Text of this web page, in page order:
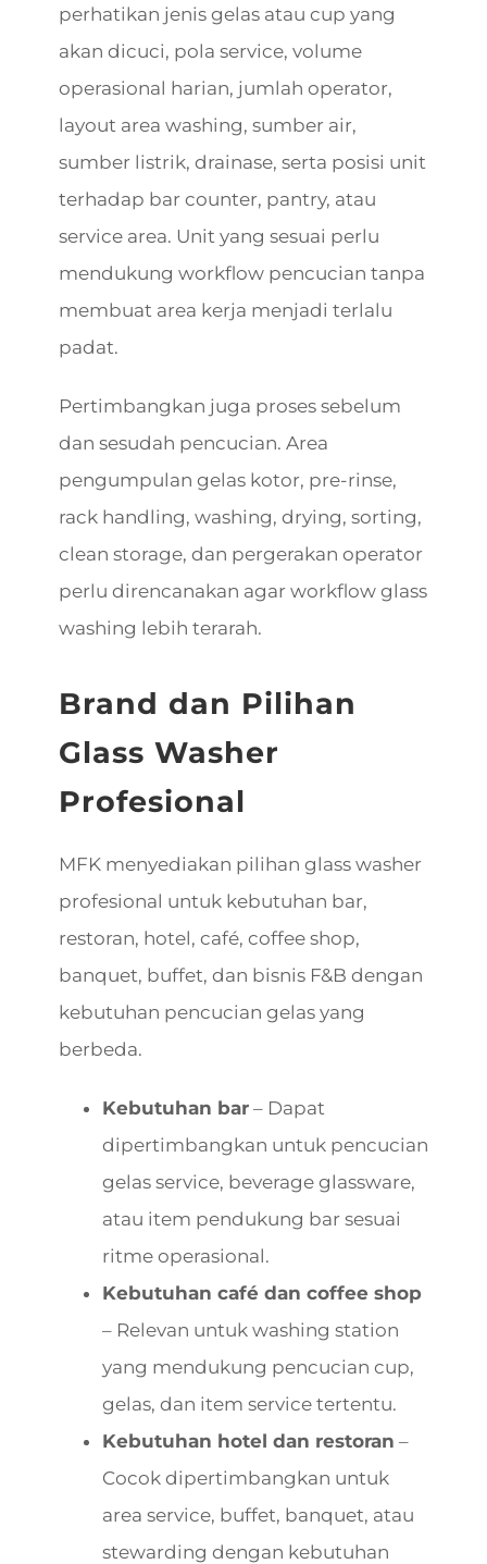
perhatikan jenis gelas atau cup yang
akan dicuci, pola service, volume
operasional harian, jumlah operator,
layout area washing, sumber air,
sumber listrik, drainase, serta posisi unit
terhadap bar counter, pantry, atau
service area. Unit yang sesuai perlu
mendukung workflow pencucian tanpa
membuat area kerja menjadi terlalu
padat.
Pertimbangkan juga proses sebelum
dan sesudah pencucian. Area
pengumpulan gelas kotor, pre-rinse,
rack handling, washing, drying, sorting,
clean storage, dan pergerakan operator
perlu direncanakan agar workflow glass
washing lebih terarah.
Brand dan Pilihan
Glass Washer
Profesional
MFK menyediakan pilihan glass washer
profesional untuk kebutuhan bar,
restoran, hotel, café, coffee shop,
banquet, buffet, dan bisnis F&B dengan
kebutuhan pencucian gelas yang
berbeda.
Kebutuhan bar– Dapat
dipertimbangkan untuk pencucian
gelas service, beverage glassware,
atau item pendukung bar sesuai
ritme operasional.
Kebutuhan café dan coffee shop
– Relevan untuk washing station
yang mendukung pencucian cup,
gelas, dan item service tertentu.
Kebutuhan hotel dan restoran –
Cocok dipertimbangkan untuk
area service, buffet, banquet, atau
stewarding dengan kebutuhan